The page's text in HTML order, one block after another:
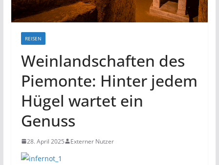
REISEN
Weinlandschaften des
Piemonte: Hinter jedem
Hügel wartet ein
Genuss
28. April 2025 Externer Nutzer